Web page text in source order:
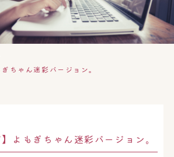
活ガイド▼
▼
ストア▼
オンライン予約はこちら
ちゃん迷彩バージョン。
】よもぎちゃん迷彩バージョン。